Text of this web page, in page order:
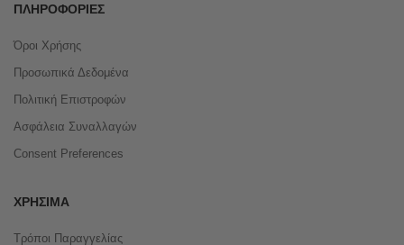
ΠΛΗΡΟΦΟΡΊΕΣ
Όροι Χρήσης
Προσωπικά Δεδομένα
Πολιτική Επιστροφών
Ασφάλεια Συναλλαγών
Consent Preferences
ΧΡΉΣΙΜΑ
Τρόποι Παραγγελίας